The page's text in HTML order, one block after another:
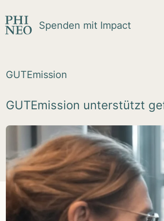
Spenden mit Impact
GUTEmis­sion
GUTEmission unterstützt